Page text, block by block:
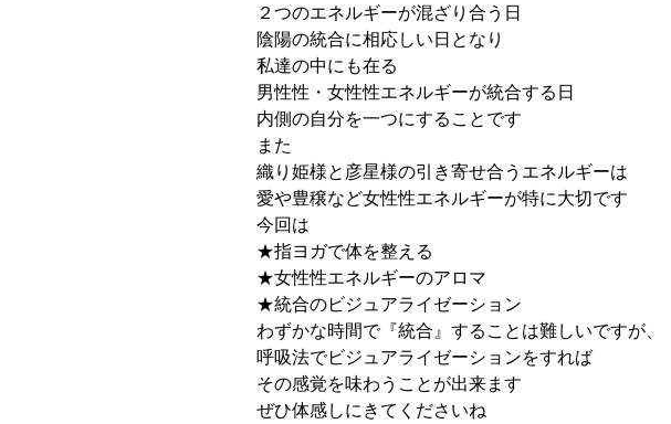
２つのエネルギーが混ざり合う日
陰陽の統合に相応しい日となり
私達の中にも在る
男性性・女性性エネルギーが統合する日
内側の自分を一つにすることです
また
織り姫様と彦星様の引き寄せ合うエネルギーは
愛や豊穣など女性性エネルギーが特に大切です
今回は
★指ヨガで体を整える
★女性性エネルギーのアロマ
★統合のビジュアライゼーション
わずかな時間で『統合』することは難しいですが、
呼吸法でビジュアライゼーションをすれば
その感覚を味わうことが出来ます
ぜひ体感しにきてくださいね